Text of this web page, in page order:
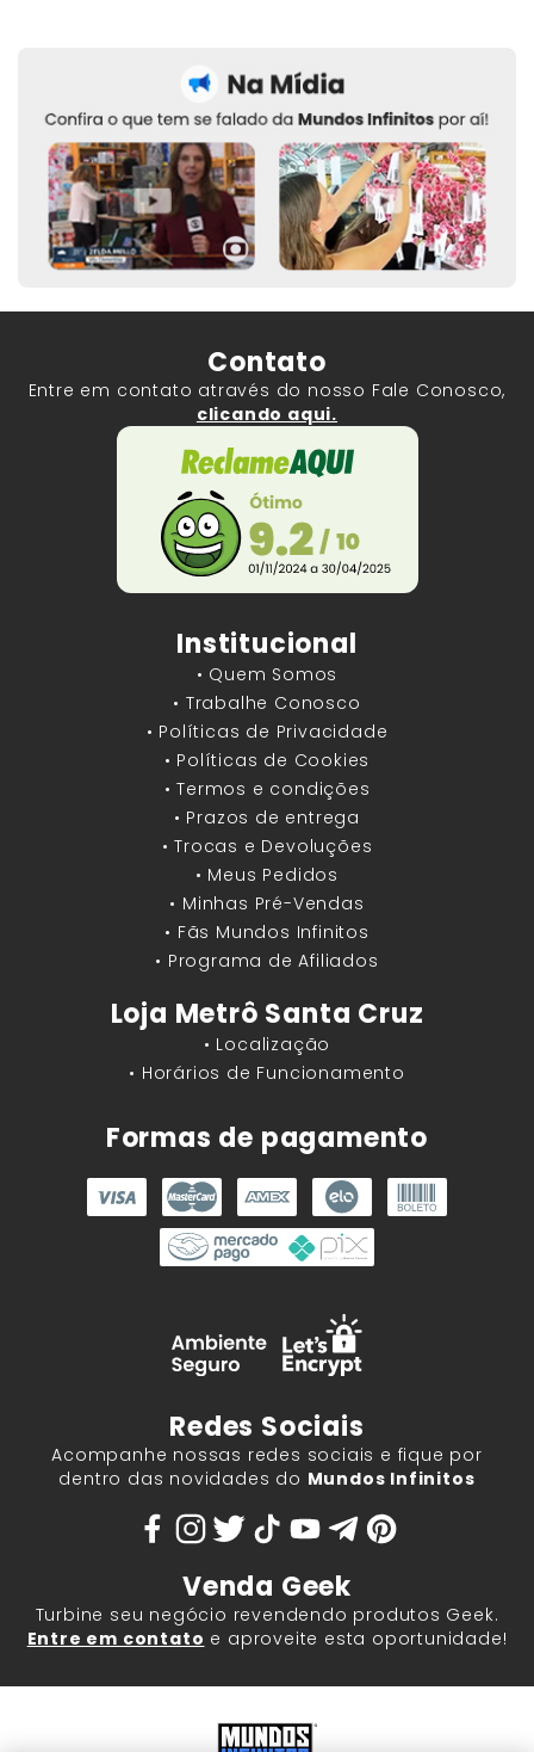
Contato
Entre em contato através do nosso Fale Conosco,
clicando aqui.
Institucional
• Quem Somos
• Trabalhe Conosco
• Políticas de Privacidade
• Políticas de Cookies
• Termos e condições
• Prazos de entrega
• Trocas e Devoluções
• Meus Pedidos
• Minhas Pré-Vendas
• Fãs Mundos Infinitos
• Programa de Afiliados
Loja Metrô Santa Cruz
• Localização
• Horários de Funcionamento
Formas de pagamento
Redes Sociais
Acompanhe nossas redes sociais e fique por
dentro das novidades do Mundos Infinitos
Venda Geek
Turbine seu negócio revendendo produtos Geek.
Entre em contato e aproveite esta oportunidade!